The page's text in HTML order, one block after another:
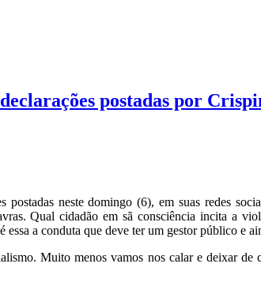
postadas por
neste domingo (6), em suas redes
Qual cidadão em sã consciência incita a
a conduta que deve ter um gestor público e
Muito menos vamos nos calar e deixar de